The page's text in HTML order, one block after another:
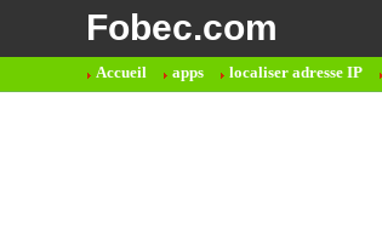
Fobec.com
Accueil apps localiser adresse IP